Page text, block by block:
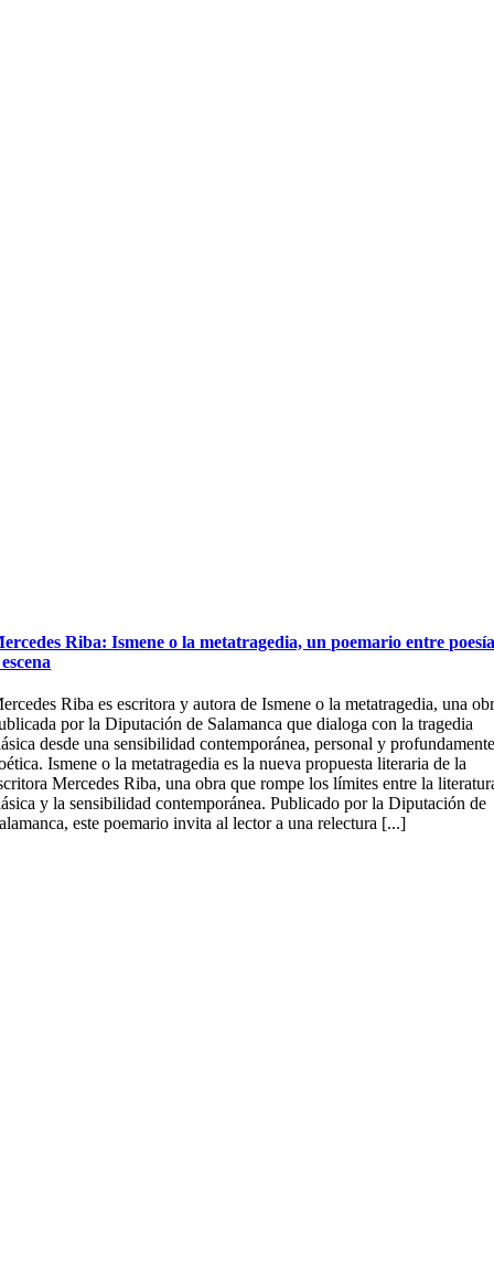
Riba: Ismene o la metatragedia, un poemario entre
Riba es escritora y autora de Ismene o la metatragedia, una
por la Diputación de Salamanca que dialoga con la tragedia
desde una sensibilidad contemporánea, personal y
Ismene o la metatragedia es la nueva propuesta literaria de la
Mercedes Riba, una obra que rompe los límites entre la
y la sensibilidad contemporánea. Publicado por la Diputación de
este poemario invita al lector a una relectura [...]